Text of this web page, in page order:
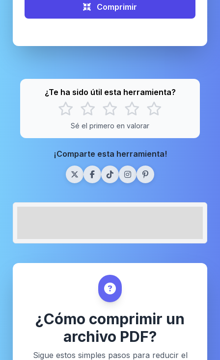
Comprimir
¿Te ha sido útil esta herramienta?
Sé el primero en valorar
¡Comparte esta herramienta!
¿Cómo comprimir un
archivo PDF?
Sigue estos simples pasos para reducir el